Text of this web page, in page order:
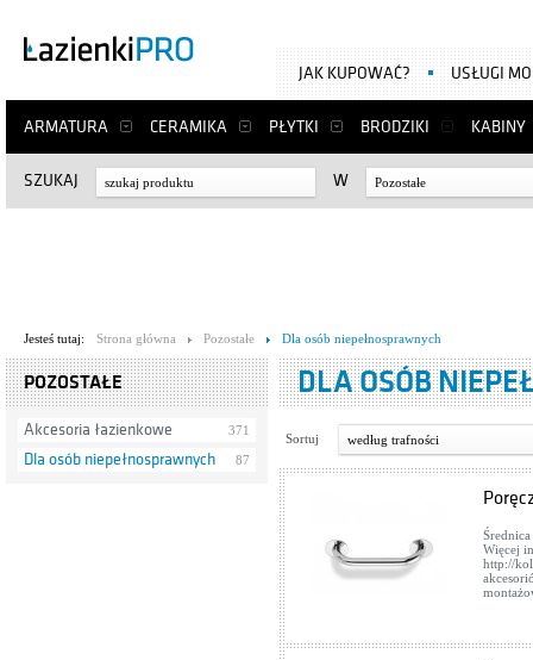
ARMATURA CERAMIKA PŁYTKI BRODZIKI KABINY
JAK KUPOWAĆ? USŁUGI
SZUKAJ W Pozostałe
Jesteś tutaj: Strona główna Pozostałe Dla osób niepełnosprawnych
POZOSTAŁE
Akcesoria łazienkowe 371
Dla osób niepełnosprawnych 87
DLA OSÓB
Sortuj według trafności
Więcej
http://